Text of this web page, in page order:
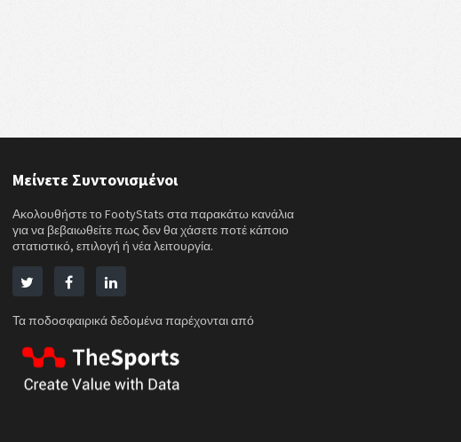
Μείνετε Συντονισμένοι
Ακολουθήστε το FootyStats στα παρακάτω κανάλια
για να βεβαιωθείτε πως δεν θα χάσετε ποτέ κάποιο
στατιστικό, επιλογή ή νέα λειτουργία.
Τα ποδοσφαιρικά δεδομένα παρέχονται από